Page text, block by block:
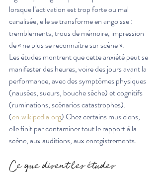
lorsque l’activation est trop forte ou mal
canalisée, elle se transforme en angoisse :
tremblements, trous de mémoire, impression
de « ne plus se reconnaître sur scène ».
Les études montrent que cette anxiété peut se
manifester des heures, voire des jours avant la
performance, avec des symptômes physiques
(nausées, sueurs, bouche sèche) et cognitifs
(ruminations, scénarios catastrophes).
(en.wikipedia.org) Chez certains musiciens,
elle finit par contaminer tout le rapport à la
scène, aux auditions, aux enregistrements.
Ce que disent les études